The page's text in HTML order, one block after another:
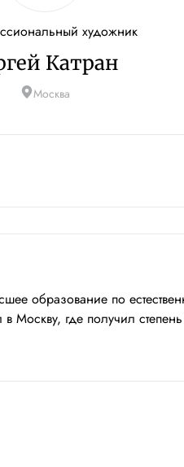
художник
Катран
Москва
образование по
где получил